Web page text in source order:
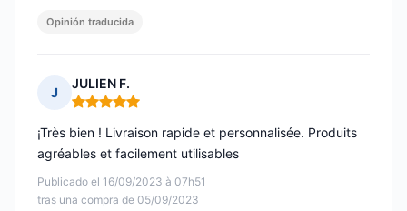
Opinión traducida
J
JULIEN F.
Nota: 5 de 5
Publicado el 16/09/2023 à 07h51
tras una compra de 05/09/2023
¡Très bien ! Livraison rapide et personnalisée. Produits
agréables et facilement utilisables